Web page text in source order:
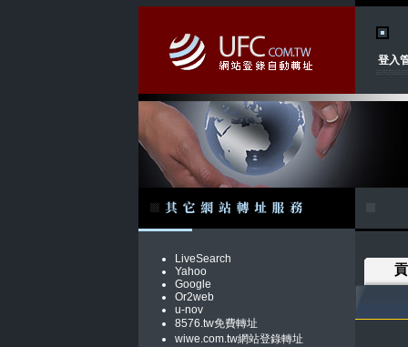
登入
LiveSearch
Yahoo
Google
Or2web
u-nov
8576.tw免費轉址
wiwe.com.tw網站登錄轉址